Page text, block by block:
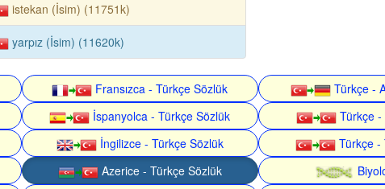
istekan (İsim) (11751k)
yarpız (İsim) (11620k)
Fransızca - Türkçe Sözlük
Türkçe -
İspanyolca - Türkçe Sözlük
Türkçe
İngilizce - Türkçe Sözlük
Türkçe -
Azerice - Türkçe Sözlük